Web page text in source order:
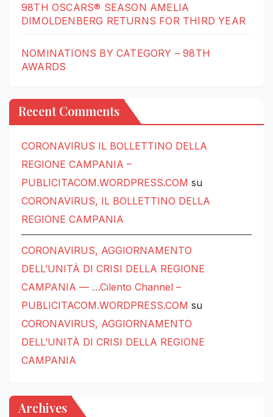
98TH OSCARS® SEASON AMELIA
DIMOLDENBERG RETURNS FOR THIRD YEAR
NOMINATIONS BY CATEGORY – 98TH
AWARDS
Recent Comments
CORONAVIRUS IL BOLLETTINO DELLA
REGIONE CAMPANIA –
PUBLICITACOM.WORDPRESS.COM su
CORONAVIRUS, IL BOLLETTINO DELLA
REGIONE CAMPANIA
CORONAVIRUS, AGGIORNAMENTO
DELL’UNITÀ DI CRISI DELLA REGIONE
CAMPANIA — …Cilento Channel –
PUBLICITACOM.WORDPRESS.COM su
CORONAVIRUS, AGGIORNAMENTO
DELL’UNITÀ DI CRISI DELLA REGIONE
CAMPANIA
Archives